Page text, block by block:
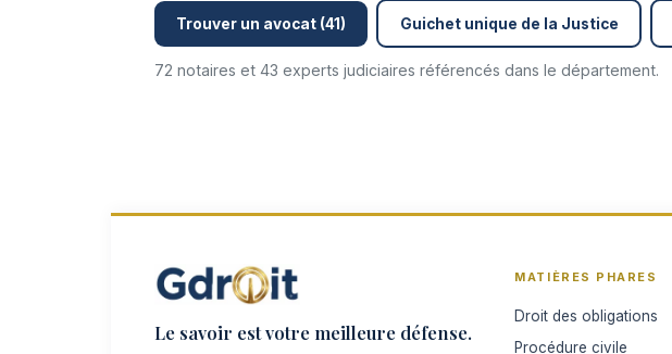
Trouver un avocat (41) Guichet unique de la Justice
72 notaires et 43 experts judiciaires référencés dans le département.
Le savoir est votre meilleure défense.
MATIÈRES PHARES
Droit des obligations
Procédure civile